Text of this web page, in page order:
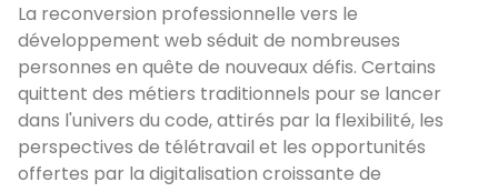
La reconversion professionnelle vers le
développement web séduit de nombreuses
personnes en quête de nouveaux défis. Certains
quittent des métiers traditionnels pour se lancer
dans l'univers du code, attirés par la flexibilité, les
perspectives de télétravail et les opportunités
offertes par la digitalisation croissante de